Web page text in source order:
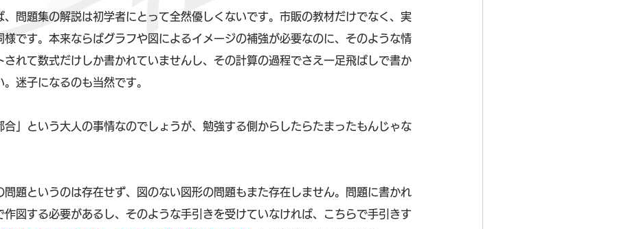
、問題集の解説は初学者にとって全然優しくないです。市販の教材だけでなく、実
様です。本来ならばグラフや図によるイメージの補強が必要なのに、そのような情
されて数式だけしか書かれていませんし、その計算の過程でさえ一足飛ばしで書か
迷子になるのも当然です。
合」という大人の事情なのでしょうが、勉強する側からしたらたまったもんじゃな
問題というのは存在せず、図のない図形の問題もまた存在しません。問題に書かれ
作図する必要があるし、そのような手引きを受けていなければ、こちらで手引きす